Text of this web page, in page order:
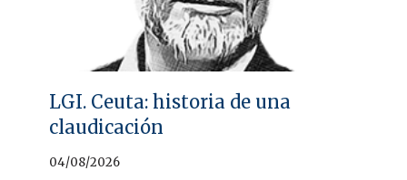
LGI. Ceuta: historia de una
claudicación
04/08/2026